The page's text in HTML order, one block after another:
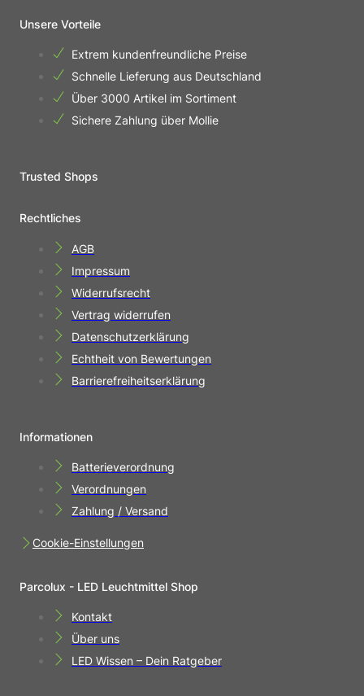
Unsere Vorteile
Extrem kundenfreundliche Preise
Schnelle Lieferung aus Deutschland
Über 3000 Artikel im Sortiment
Sichere Zahlung über Mollie
Trusted Shops
Rechtliches
AGB
Impressum
Widerrufsrecht
Vertrag widerrufen
Datenschutzerklärung
Echtheit von Bewertungen
Barrierefreiheitserklärung
Informationen
Batterieverordnung
Verordnungen
Zahlung / Versand
Cookie-Einstellungen
Parcolux - LED Leuchtmittel Shop
Kontakt
Über uns
LED Wissen – Dein Ratgeber